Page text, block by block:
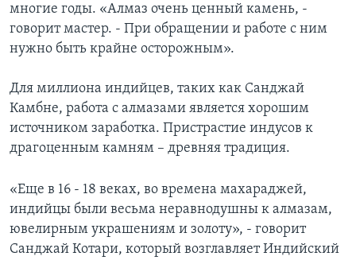
многие годы. «Алмаз очень ценный камень, -
говорит мастер. - При обращении и работе с ним
нужно быть крайне осторожным».
Для миллиона индийцев, таких как Санджай
Камбне, работа с алмазами является хорошим
источником заработка. Пристрастие индусов к
драгоценным камням – древняя традиция.
«Еще в 16 - 18 веках, во времена махараджей,
индийцы были весьма неравнодушны к алмазам,
ювелирным украшениям и золоту», - говорит
Санджай Котари, который возглавляет Индийский